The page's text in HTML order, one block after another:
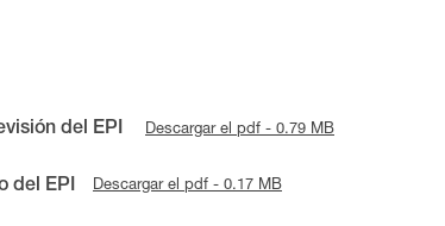
del EPI Descargar el pdf - 0.79 MB
del EPI Descargar el pdf - 0.17 MB